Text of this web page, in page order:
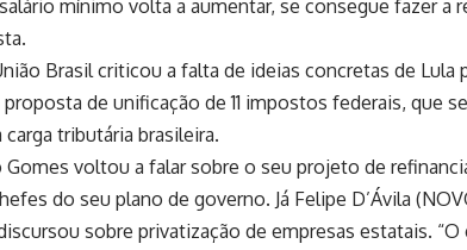
mínimo volta a aumentar, se consegue fazer a
Brasil criticou a falta de ideias concretas de Lula
de unificação de 11 impostos federais, que
tributária brasileira.
Gomes voltou a falar sobre o seu projeto de
do seu plano de governo. Já Felipe D’Ávila
sobre privatização de empresas estatais.